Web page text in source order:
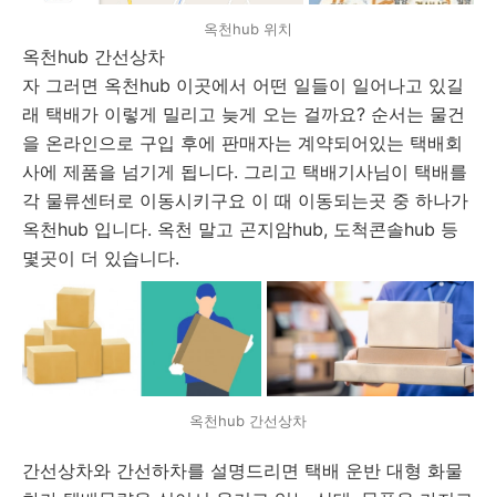
옥천hub 위치
옥천hub 간선상차
자 그러면 옥천hub 이곳에서 어떤 일들이 일어나고 있길
래 택배가 이렇게 밀리고 늦게 오는 걸까요? 순서는 물건
을 온라인으로 구입 후에 판매자는 계약되어있는 택배회
사에 제품을 넘기게 됩니다. 그리고 택배기사님이 택배를
각 물류센터로 이동시키구요 이 때 이동되는곳 중 하나가
옥천hub 입니다. 옥천 말고 곤지암hub, 도척콘솔hub 등
몇곳이 더 있습니다.
옥천hub 간선상차
간선상차와 간선하차를 설명드리면 택배 운반 대형 화물